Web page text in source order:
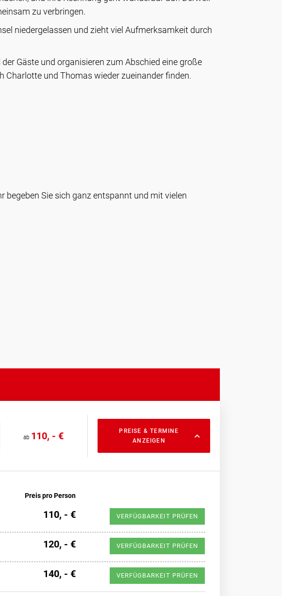
zu verbringen.
niedergelassen und zieht viel Aufmerksamkeit durch
Gäste und organisieren zum Abschied eine große
Charlotte und Thomas wieder zueinander finden.
begeben Sie sich ganz entspannt und mit vielen
ab 110, - €
PREISE & TERMINE
ANZEIGEN
Preis pro Person
110, - € VERFÜGBARKEIT PRÜFEN
120, - € VERFÜGBARKEIT PRÜFEN
140, - € VERFÜGBARKEIT PRÜFEN